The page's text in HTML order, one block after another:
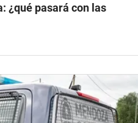
¿qué pasará con las